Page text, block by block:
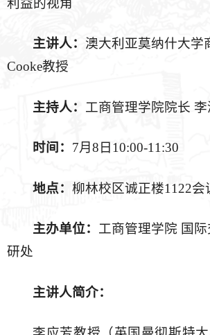
主讲人： 澳大利亚莫纳什大学
Cooke教授
主持人： 工商管理学院院长
时间： 7月8日10:00-11:30
地点：柳林校区诚正楼1122会
主办单位： 工商管理学院 国
研处
主讲人简介：